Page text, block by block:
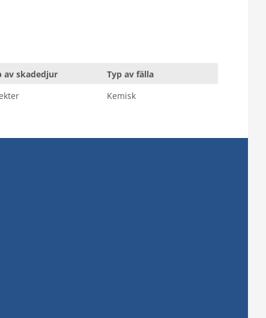
av skadedjur
Typ av fälla
Kemisk